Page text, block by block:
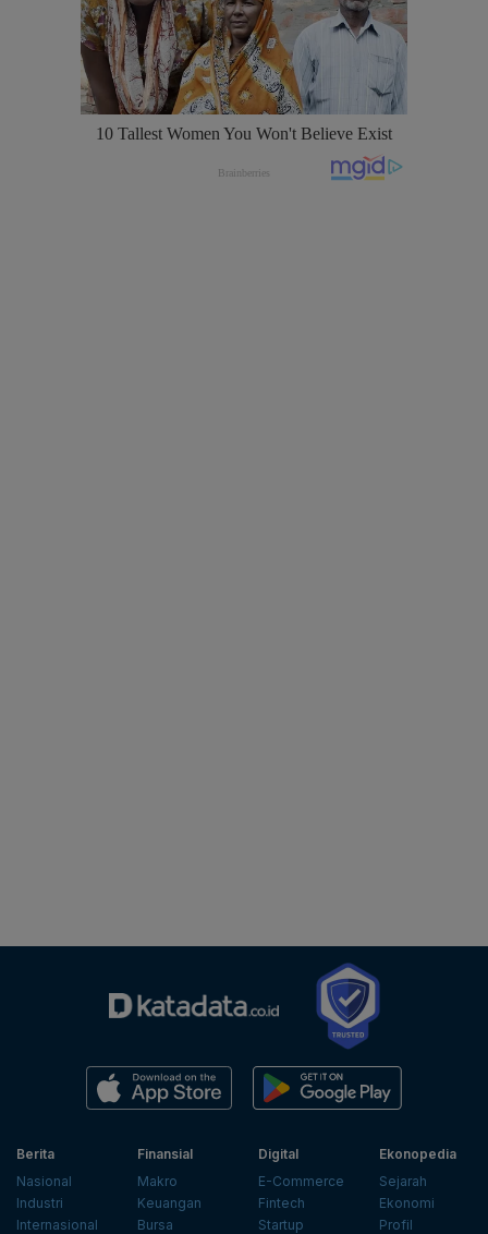
Berita
Nasional
Industri
Internasional
Finansial
Makro
Keuangan
Bursa
Digital
E-Commerce
Fintech
Startup
Ekonopedia
Sejarah
Ekonomi
Profil